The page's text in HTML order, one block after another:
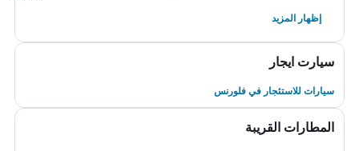
إظهار المزيد
سيارت ايجار
سيارات للاستئجار في فلورنس
المطارات القريبة